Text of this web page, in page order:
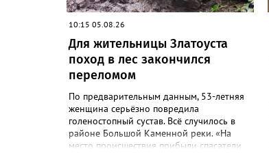
10:15 05.08.26
Для жительницы Златоуста
поход в лес закончился
переломом
По предварительным данным, 53-летняя
женщина серьёзно повредила
голеностопный сустав. Всё случилось в
районе Большой Каменной реки. «На
место происшествия прибыли спасатели